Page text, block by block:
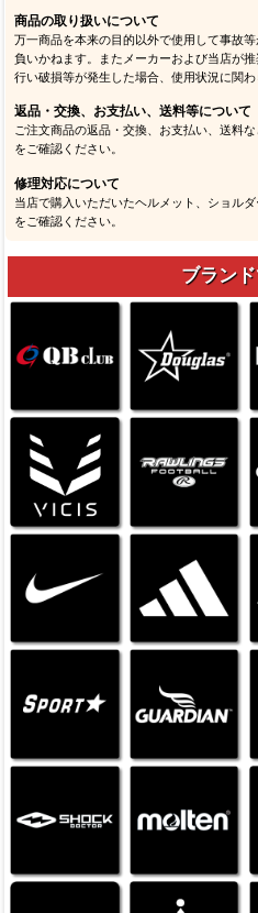
商品の取り扱いについて
万一商品を本来の目的以外で使用して事故
負いかねます。またメーカーおよび当店が
行い破損等が発生した場合、使用状況に関
返品・交換、お支払い、送料等について
ご注文商品の返品・交換、お支払い、送料
をご確認ください。
修理対応について
当店で購入いただいたヘルメット、ショル
をご確認ください。
ブラン